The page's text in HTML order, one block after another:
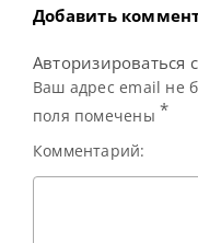
Добавить
Авторизироваться
Ваш адрес email не
поля помечены *
Комментарий: